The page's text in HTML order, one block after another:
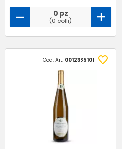
0 pz
(0 colli)
Cod. Art. 0012385101